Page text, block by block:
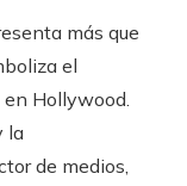
más que
el
Hollywood.
la
de medios,